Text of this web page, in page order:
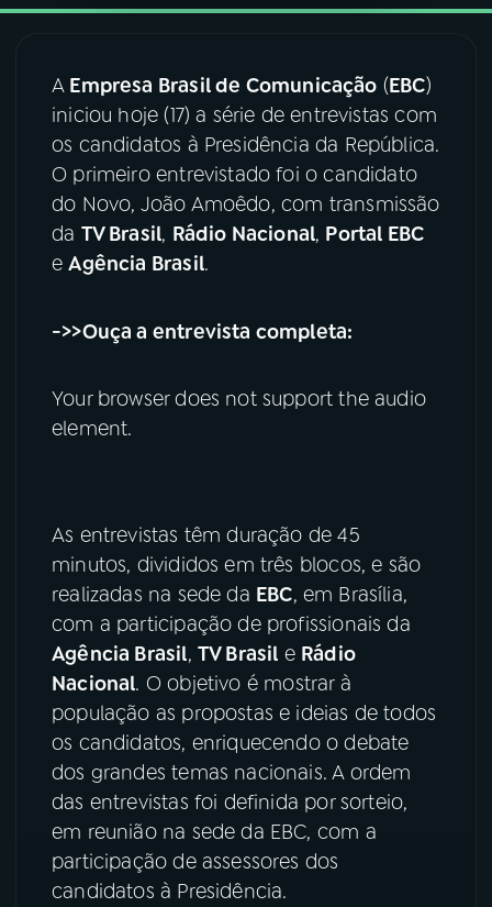
ÚLTIMAS
08FESTIVAL DE MÚSICA
ACOMPANHE A RÁDIO NACIONAL
YouTube Facebook
TikTok
A Empresa Brasil de Comunicação (EBC)
iniciou hoje (17) a série de entrevistas com
os candidatos à Presidência da República.
O primeiro entrevistado foi o candidato
do Novo, João Amoêdo, com transmissão
da TV Brasil, Rádio Nacional, Portal EBC
eAgência Brasil.
->>Ouça a entrevista completa:
Your browser does not support the audio
element.
As entrevistas têm duração de 45
minutos, divididos em três blocos, e são
realizadas na sede da EBC, em Brasília,
com a participação de profissionais da
Agência Brasil, TV Brasil e Rádio
Nacional. O objetivo é mostrar à
população as propostas e ideias de todos
os candidatos, enriquecendo o debate
dos grandes temas nacionais. A ordem
das entrevistas foi definida por sorteio,
em reunião na sede da EBC, com a
participação de assessores dos
candidatos à Presidência.